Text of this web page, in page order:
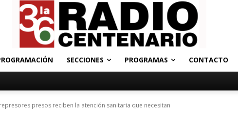
SECCIONES PROGRAMAS CONTACTO
presos reciben la atención sanitaria que necesitan